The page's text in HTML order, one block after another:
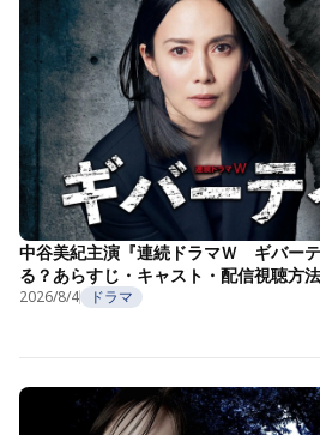
中谷美紀主演『連続ドラマＷ ギバー
る？あらすじ・キャスト・配信視聴方
2026/8/4 ドラマ